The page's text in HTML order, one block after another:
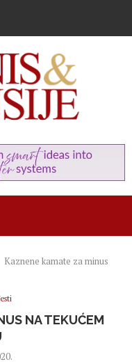
Kaznene kamate za minus
NA TEKUĆEM